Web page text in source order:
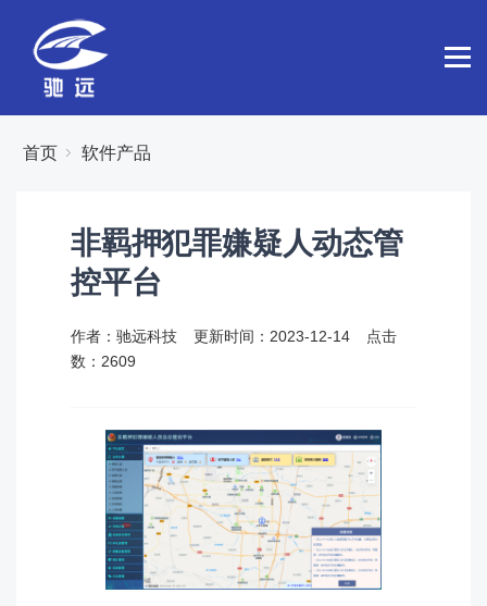
首页 软件产品
非羁押犯罪嫌疑人动态管
控平台
作者：驰远科技 更新时间：2023-12-14
点击
数： 2609